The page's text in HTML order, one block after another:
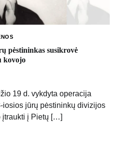
pėstininkas susikrovė
kovojo
19 d. vykdyta operacija
iosios jūrų pėstininkų divizijos
įtraukti į Pietų […]